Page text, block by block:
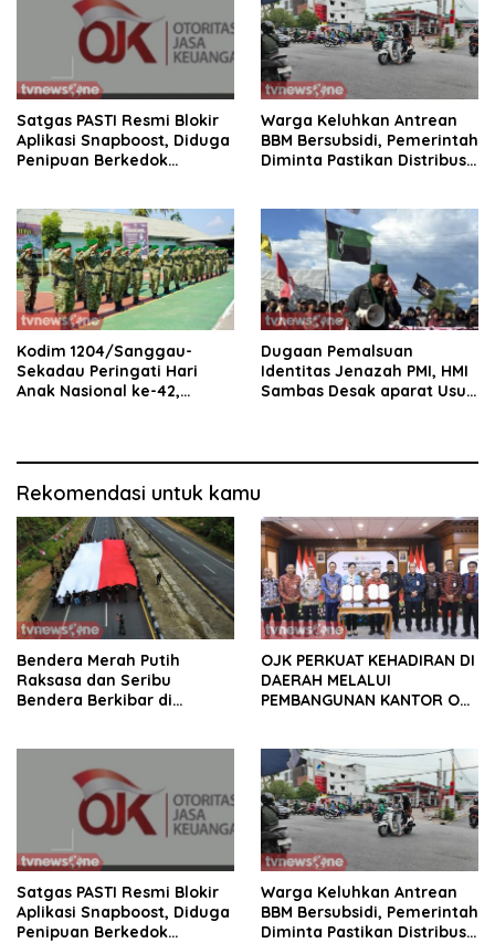
Satgas PASTI Resmi Blokir
Aplikasi Snapboost, Diduga
Penipuan Berkedok
Warga Keluhkan Antrean
BBM Bersubsidi, Pemerintah
Diminta Pastikan Distribusi
Kodim 1204/Sanggau-
Sekadau Peringati Hari
Anak Nasional ke-42,
Dugaan Pemalsuan
Identitas Jenazah PMI, HMI
Sambas Desak aparat Usut
Rekomendasi untuk kamu
Bendera Merah Putih
Raksasa dan Seribu
Bendera Berkibar di
OJK PERKUAT KEHADIRAN DI
DAERAH MELALUI
PEMBANGUNAN KANTOR OJK
Satgas PASTI Resmi Blokir
Aplikasi Snapboost, Diduga
Penipuan Berkedok
Warga Keluhkan Antrean
BBM Bersubsidi, Pemerintah
Diminta Pastikan Distribusi